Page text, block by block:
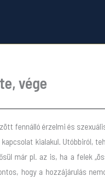
vége
fennálló érzelmi és
kialakul. Utóbbiról,
már pl. az is, ha a felek
hogy a hozzájárulás